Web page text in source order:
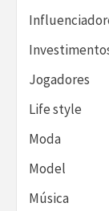
Jogadores
Life style
Moda
Model
Música